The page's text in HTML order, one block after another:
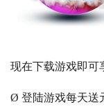
现在下载游戏即可
Ø 登陆游戏每天送